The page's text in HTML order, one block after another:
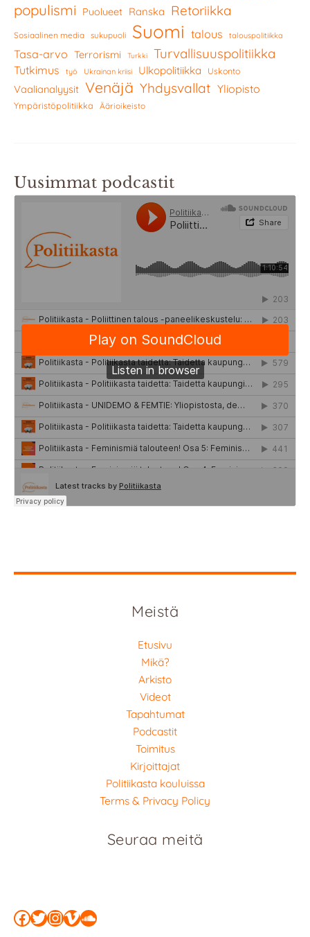
populismi Puolueet Ranska Retoriikka
Sosiaalinen media sukupuoli Suomi talous talouspolitiikka
Tasa-arvo Terrorismi Turkki Turvallisuuspolitiikka
Tutkimus työ Ukrainan kriisi Ulkopolitiikka Uskonto
Vaalianalyysit Venäjä Yhdysvallat Yliopisto
Ympäristöpolitiikka Äärioikeisto
Uusimmat podcastit
Meistä
Etusivu
Mikä?
Arkisto
Videot
Tapahtumat
Podcastit
Toimitus
Kirjoittajat
Politiikasta kouluissa
Terms & Privacy Policy
Seuraa meitä
Facebook
Twitter
Instagram
Vimeo
SoundCloud